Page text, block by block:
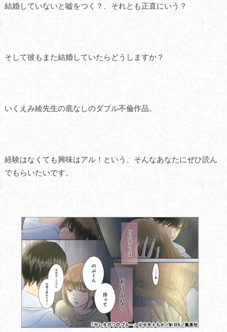
結婚していないと嘘をつく？、それとも正直にいう？
そして彼もまた結婚していたらどうしますか？
いくえみ綾先生の底なしのダブル不倫作品。
経験はなくても興味はアル！という、そんなあなたにぜひ読ん
でもらいたいです。